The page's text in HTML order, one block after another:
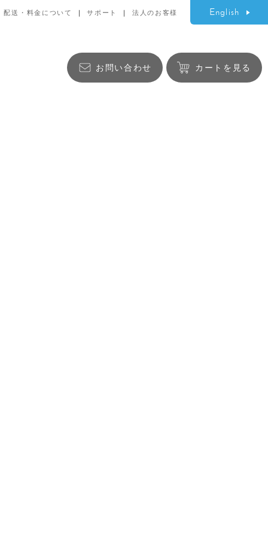
配送・料金について サポート 法人のお客様 English
お問い合わせ カートを見る